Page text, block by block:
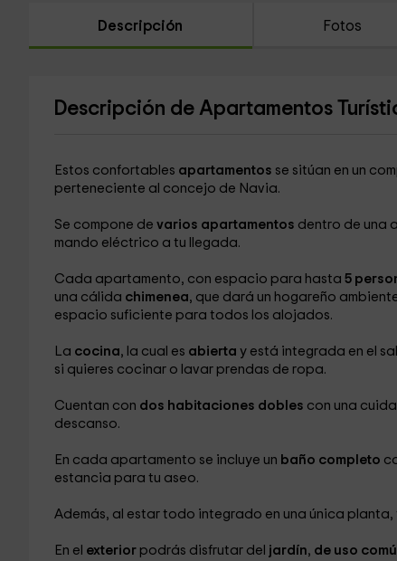
Descripción Fotos
Descripción de Apartamentos
Estos confortables apartamentos se sitúan en un
perteneciente al concejo de Navia.
Se compone de varios apartamentos dentro de una
mando eléctrico a tu llegada.
Cada apartamento, con espacio para hasta 5
una cálida chimenea, que dará un hogareño
espacio suficiente para todos los alojados.
La cocina, la cual es abierta y está integrada en el
si quieres cocinar o lavar prendas de ropa.
Cuentan con dos habitaciones dobles con una
descanso.
En cada apartamento se incluye un baño completo
estancia para tu aseo.
Además, al estar todo integrado en una única planta,
En el exteriorpodrás disfrutar del jardín, de uso